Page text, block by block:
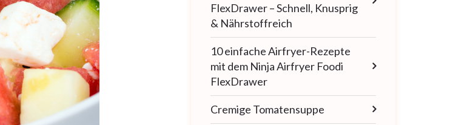
FlexDrawer – Schnell, Knusprig
& Nährstoffreich
10 einfache Airfryer-Rezepte
mit dem Ninja Airfryer Foodi
FlexDrawer
Cremige Tomatensuppe